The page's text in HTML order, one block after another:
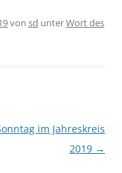
von sd unterWort des
im Jahreskreis
2019 →